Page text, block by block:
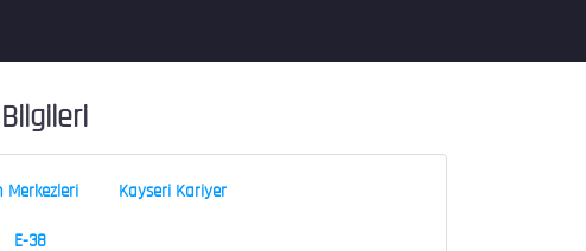
Merkezleri Kayseri Kariyer
E-38